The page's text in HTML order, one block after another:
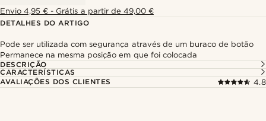
Envio 4,95 € - Grátis a partir de 49,00 €
DETALHES DO ARTIGO
Pode ser utilizada com segurança através de um buraco de botão
Permanece na mesma posição em que foi colocada
DESCRIÇÃO
CARACTERÍSTICAS
AVALIAÇÕES DOS CLIENTES
4.8